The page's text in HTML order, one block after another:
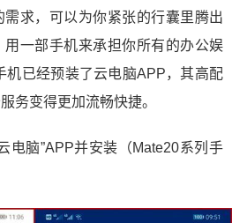
求，可以为你紧张的行囊里腾出
一部手机来承担你所有的办公娱
机已经预装了云电脑APP，其高配
务变得更加流畅快捷。
电脑”APP并安装（Mate20系列手